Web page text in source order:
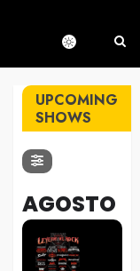
UPCOMING
SHOWS
AGOSTO